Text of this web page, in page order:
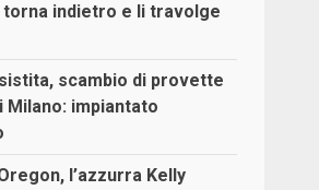
torna indietro e li travolge
scambio di provette
Milano: impiantato
l’azzurra Kelly